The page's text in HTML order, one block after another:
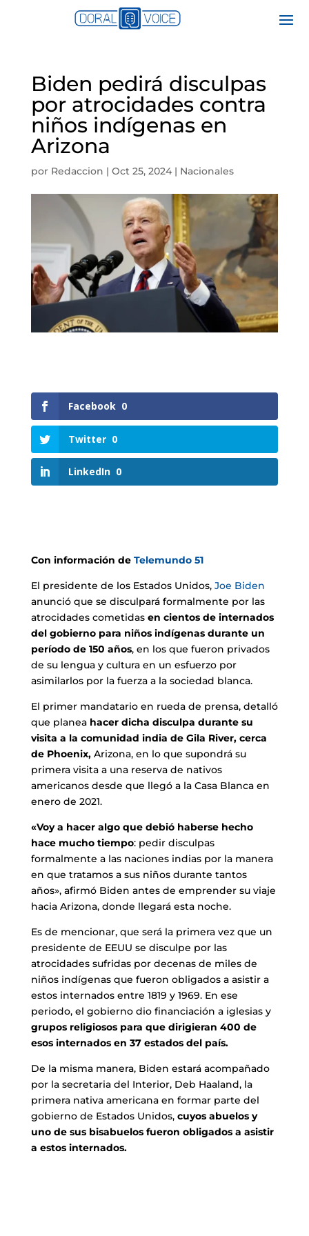
Biden pedirá disculpas
por atrocidades contra
niños indígenas en
Arizona
por Redaccion | Oct 25, 2024| Nacionales
Facebook 0
Twitter 0
LinkedIn 0
Con información de Telemundo 51
El presidente de los Estados Unidos, Joe Biden
anunció que se disculpará formalmente por las
atrocidades cometidas en cientos de internados
del gobierno para niños indígenas durante un
período de 150 años, en los que fueron privados
de su lengua y cultura en un esfuerzo por
asimilarlos por la fuerza a la sociedad blanca.
El primer mandatario en rueda de prensa, detalló
que planea hacer dicha disculpa durante su
visita a la comunidad india de Gila River, cerca
de Phoenix, Arizona, en lo que supondrá su
primera visita a una reserva de nativos
americanos desde que llegó a la Casa Blanca en
enero de 2021.
«Voy a hacer algo que debió haberse hecho
hace mucho tiempo: pedir disculpas
formalmente a las naciones indias por la manera
en que tratamos a sus niños durante tantos
años», afirmó Biden antes de emprender su viaje
hacia Arizona, donde llegará esta noche.
Es de mencionar, que será la primera vez que un
presidente de EEUU se disculpe por las
atrocidades sufridas por decenas de miles de
niños indígenas que fueron obligados a asistir a
estos internados entre 1819 y 1969. En ese
periodo, el gobierno dio financiación a iglesias y
grupos religiosos para que dirigieran 400 de
esos internados en 37 estados del país.
De la misma manera, Biden estará acompañado
por la secretaria del Interior, Deb Haaland, la
primera nativa americana en formar parte del
gobierno de Estados Unidos, cuyos abuelos y
uno de sus bisabuelos fueron obligados a asistir
a estos internados.